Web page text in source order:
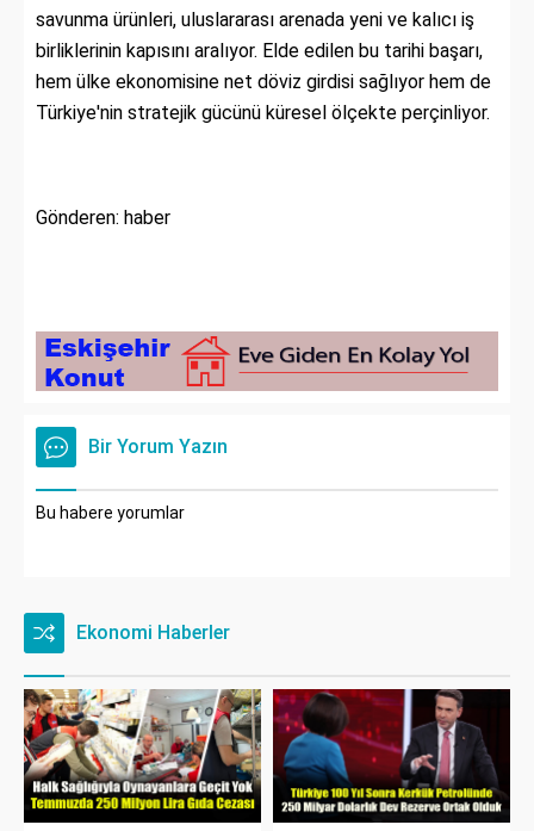
savunma ürünleri, uluslararası arenada yeni ve kalıcı iş
birliklerinin kapısını aralıyor. Elde edilen bu tarihi başarı,
hem ülke ekonomisine net döviz girdisi sağlıyor hem de
Türkiye'nin stratejik gücünü küresel ölçekte perçinliyor.
Gönderen: haber
Bir Yorum Yazın
Bu habere yorumlar
Ekonomi Haberler